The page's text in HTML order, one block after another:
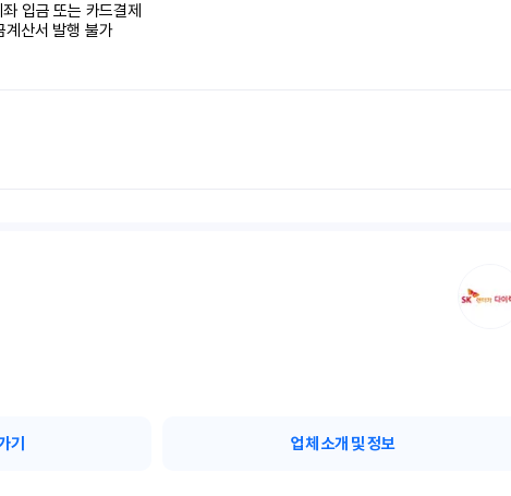
입금 또는 카드결제
계산서 발행 불가
기 업체 소개 및 정보